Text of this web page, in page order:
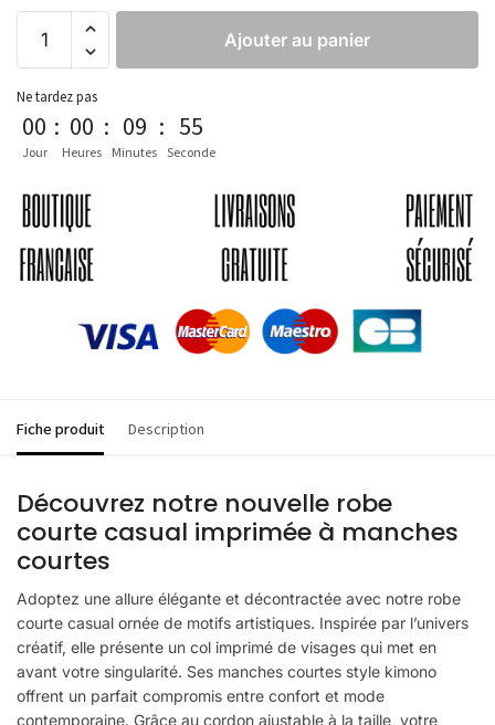
Ajouter au panier
Ne tardez pas
00
Jour
: 00
Heures
: 09
Minutes
: 54
Seconde
Fiche produit Description
Découvrez notre nouvelle robe
courte casual imprimée à manches
courtes
Adoptez une allure élégante et décontractée avec notre robe
courte casual ornée de motifs artistiques. Inspirée par l’univers
créatif, elle présente un col imprimé de visages qui met en
avant votre singularité. Ses manches courtes style kimono
offrent un parfait compromis entre confort et mode
contemporaine. Grâce au cordon ajustable à la taille, votre